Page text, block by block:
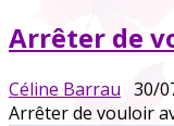
Arrêter de
Céline Barrau 30/
Arrêter de vouloir